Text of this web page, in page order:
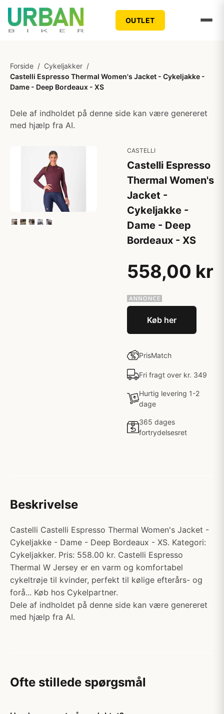
OUTLET
Forside / Cykeljakker /
Castelli Espresso Thermal Women's Jacket - Cykeljakke -
Dame - Deep Bordeaux - XS
Dele af indholdet på denne side kan være genereret
med hjælp fra AI.
CASTELLI
Castelli Espresso
Thermal Women's
Jacket -
Cykeljakke -
Dame - Deep
Bordeaux - XS
558,00 kr
Køb her
PrisMatch
Fri fragt over kr. 349
Hurtig levering 1-2
dage
365 dages
fortrydelsesret
Beskrivelse
Castelli Castelli Espresso Thermal Women's Jacket -
Cykeljakke - Dame - Deep Bordeaux - XS. Kategori:
Cykeljakker. Pris: 558.00 kr. Castelli Espresso
Thermal W Jersey er en varm og komfortabel
cykeltrøje til kvinder, perfekt til kølige efterårs- og
forå... Køb hos Cykelpartner.
Dele af indholdet på denne side kan være genereret
med hjælp fra AI.
Ofte stillede spørgsmål